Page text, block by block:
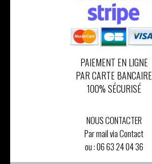
PAIEMENT EN LIGNE
PAR CARTE BANCAIRE
100% SÉCURISÉ
NOUS CONTACTER
Par mail via Contact
ou :06 63 24 04 36